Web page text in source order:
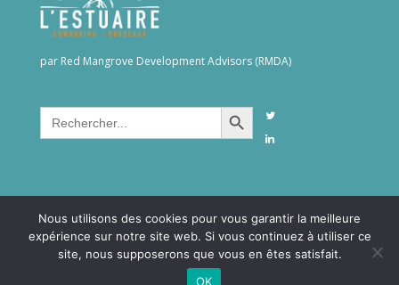
par Red Mangrove Development Advisors (RMDA)
Search
for:
Search Button
©2026RMDAgroup. All rights reserved -
Nous utilisons des cookies pour vous garantir la meilleure
expérience sur notre site web. Si vous continuez à utiliser ce
site, nous supposerons que vous en êtes satisfait.
OK